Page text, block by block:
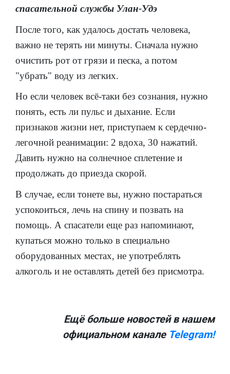
спасательной службы Улан-Удэ
После того, как удалось достать человека,
важно не терять ни минуты. Сначала нужно
очистить рот от грязи и песка, а потом
"убрать" воду из легких.
Но если человек всё-таки без сознания, нужно
понять, есть ли пульс и дыхание. Если
признаков жизни нет, приступаем к сердечно-
легочной реанимации: 2 вдоха, 30 нажатий.
Давить нужно на солнечное сплетение и
продолжать до приезда скорой.
В случае, если тонете вы, нужно постараться
успокоиться, лечь на спину и позвать на
помощь. А спасатели еще раз напоминают,
купаться можно только в специально
оборудованных местах, не употреблять
алкоголь и не оставлять детей без присмотра.
Ещё больше новостей в нашем
официальном канале Telegram!